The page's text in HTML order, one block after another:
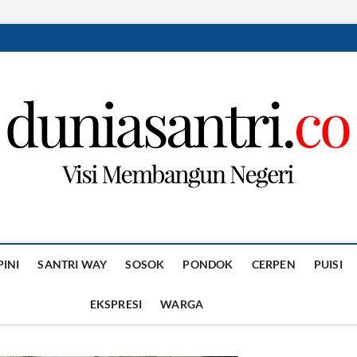
SANTRI WAY SOSOK PONDOK CERPEN PUISI
EKSPRESI WARGA